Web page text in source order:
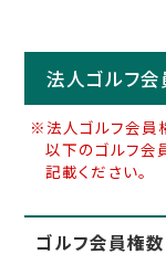
法人ゴルフ
※法人ゴルフ会員
以下のゴルフ会
記載ください。
ゴルフ会員権数